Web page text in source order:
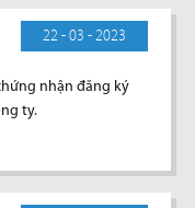
22 - 03 - 2023
nhận đăng ký
ty.